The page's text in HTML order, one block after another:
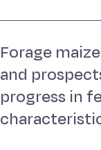
Forage
and
progress in